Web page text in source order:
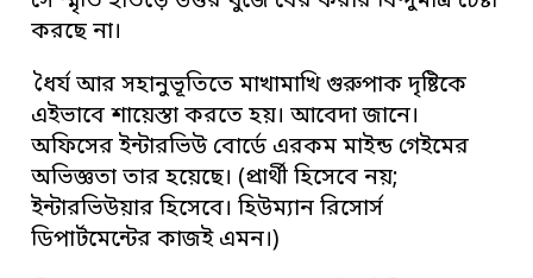
করছে না।
ধৈর্য আর সহানুভূতিতে মাখামাখি গুরুপাক দৃষ্টিকে
এইভাবে শায়েস্তা করতে হয়। আবেদা জানে।
অফিসের ইন্টারভিউ বোর্ডে এরকম মাইন্ড গেইমের
অভিজ্ঞতা তার হয়েছে। (প্রার্থী হিসেবে নয়;
ইন্টারভিউয়ার হিসেবে। হিউম্যান রিসোর্স
ডিপার্টমেন্টের কাজই এমন।)